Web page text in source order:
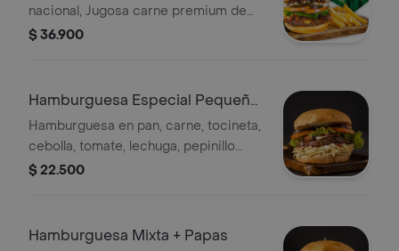
nacional, Jugosa carne premium de
120 gr, suave pan con ajonjolí negro‚
la espectacular cebolla puerro,
nuestra deliciosa salsa brasa, Pepino,
lechuga, guacamole y salsas de la
casa, Acompañada como siempre de
unas inolvidables papas a la
regalo de Atlético Nacional
$ 36.900
Hamburguesa Especial Pequeña
+ Papas
Hamburguesa en pan, carne, tocineta,
cebolla, tomate, lechuga, pepinillo
dulce, queso mozzarella, papa
$ 22.500
Hamburguesa Mixta + Papas